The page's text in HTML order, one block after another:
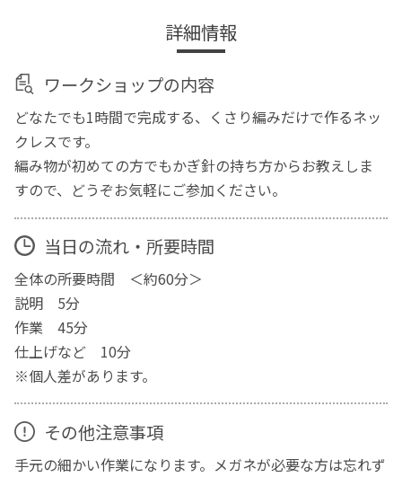
詳細情報
ワークショップの内容
どなたでも1時間で完成する、くさり編みだけで作るネッ
クレスです。
編み物が初めての方でもかぎ針の持ち方からお教えしま
すので、どうぞお気軽にご参加ください。
当日の流れ・所要時間
全体の所要時間 ＜約60分＞
説明 5分
作業 45分
仕上げなど 10分
※個人差があります。
その他注意事項
手元の細かい作業になります。メガネが必要な方は忘れず